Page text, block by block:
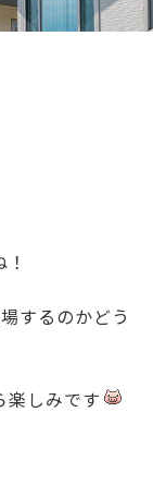
するのかどう
楽しみです